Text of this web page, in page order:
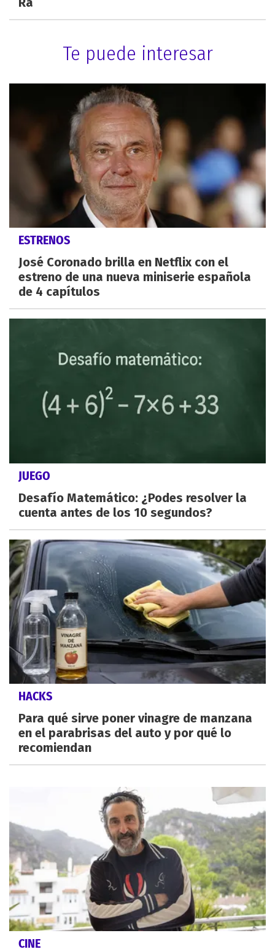
Te puede interesar
ESTRENOS
José Coronado brilla en Netflix con el
estreno de una nueva miniserie española
de 4 capítulos
JUEGO
Desafío Matemático: ¿Podes resolver la
cuenta antes de los 10 segundos?
HACKS
Para qué sirve poner vinagre de manzana
en el parabrisas del auto y por qué lo
recomiendan
CINE